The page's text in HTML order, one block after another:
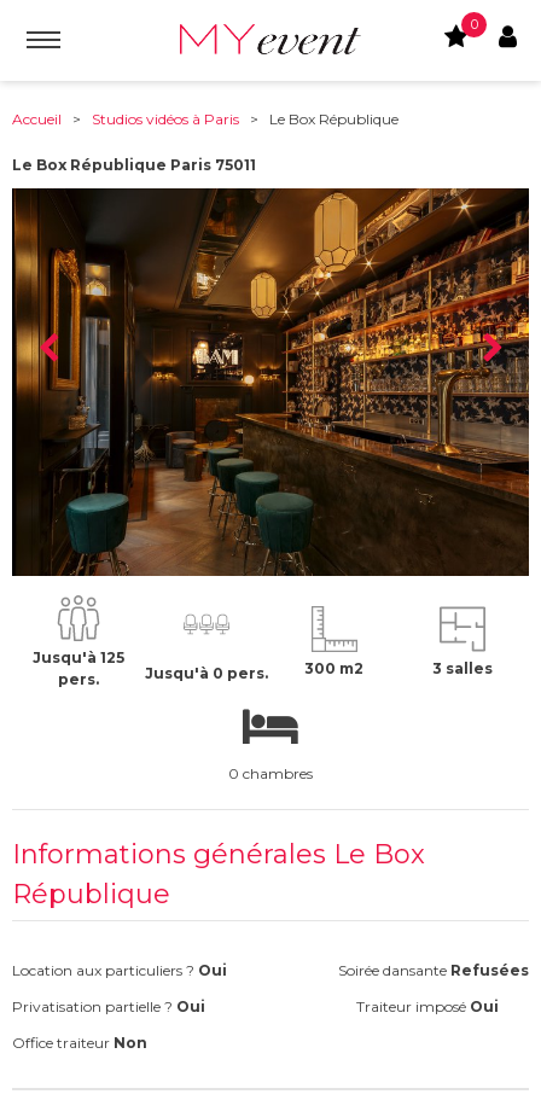
0
Accueil > Studios vidéos à Paris > Le Box République
Le Box République Paris 75011
Paris À partir de :
Jusqu'à 125
pers.
Jusqu'à 0 pers. 300 m2 3 salles
0 chambres
Informations générales Le Box
République
Location aux particuliers ? Oui Soirée dansante Refusées
Privatisation partielle ? Oui Traiteur imposé Oui
Office traiteur Non